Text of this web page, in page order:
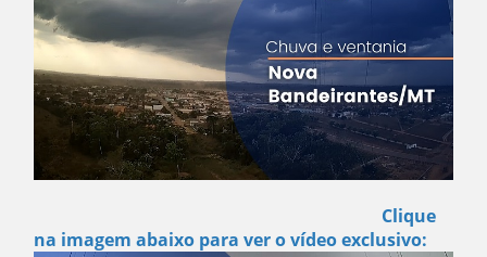
Clique
na imagem abaixo para ver o vídeo exclusivo: